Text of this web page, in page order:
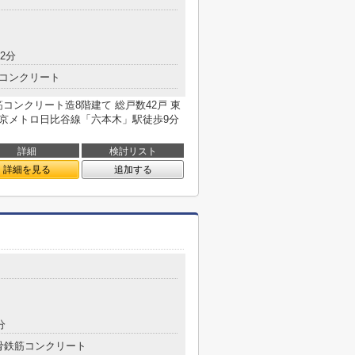
分
ンクリート
ンクリート造8階建て 総戸数42戸 東
メトロ日比谷線「六本木」駅徒歩9分
詳細
検討リスト
詳細を見る
追加する
鉄筋コンクリート